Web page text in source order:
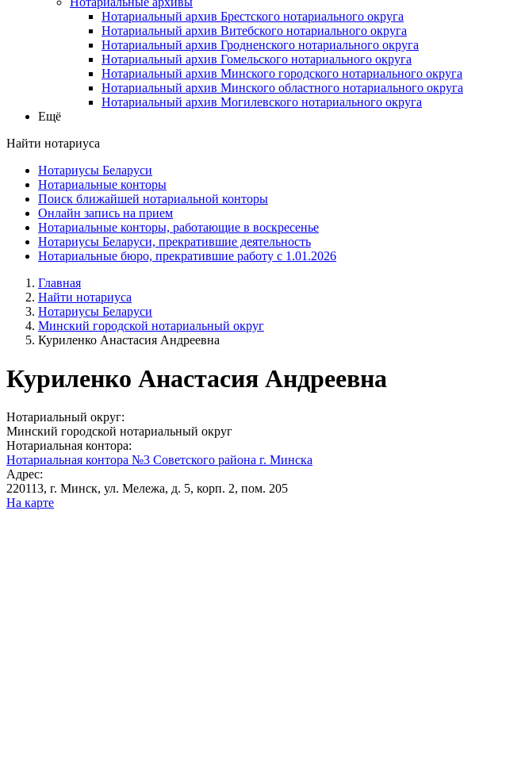
Нотариальный архив Брестского нотариального округа
Нотариальный архив Витебского нотариального округа
Нотариальный архив Гродненского нотариального округа
Нотариальный архив Гомельского нотариального округа
Нотариальный архив Минского городского нотариального округа
Нотариальный архив Минского областного нотариального округа
Нотариальный архив Могилевского нотариального округа
Ещё
Найти нотариуса
Нотариусы Беларуси
Нотариальные конторы
Поиск ближайшей нотариальной конторы
Онлайн запись на прием
Нотариальные конторы, работающие в воскресенье
Нотариусы Беларуси, прекратившие деятельность
Нотариальные бюро, прекратившие работу с 1.01.2026
Главная
Найти нотариуса
Нотариусы Беларуси
Минский городской нотариальный округ
Куриленко Анастасия Андреевна
Куриленко Анастасия Андреевна
Нотариальный округ:
Минский городской нотариальный округ
Нотариальная контора:
Нотариальная контора №3 Советского района г. Минска
Адрес:
220113, г. Минск, ул. Мележа, д. 5, корп. 2, пом. 205
На карте